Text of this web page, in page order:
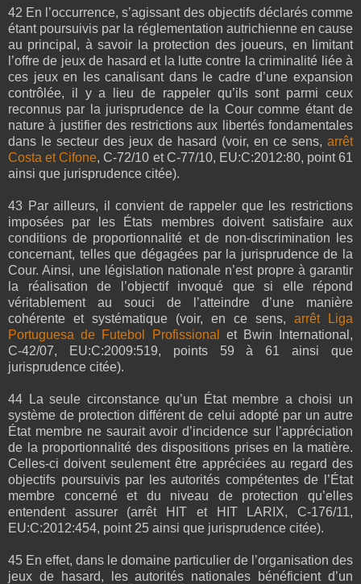
42 En l’occurrence, s’agissant des objectifs déclarés comme
étant poursuivis par la réglementation autrichienne en cause
au principal, à savoir la protection des joueurs, en limitant
l’offre de jeux de hasard et la lutte contre la criminalité liée à
ces jeux en les canalisant dans le cadre d’une expansion
contrôlée, il y a lieu de rappeler qu’ils sont parmi ceux
reconnus par la jurisprudence de la Cour comme étant de
nature à justifier des restrictions aux libertés fondamentales
dans le secteur des jeux de hasard (voir, en ce sens, arrêt
Costa et Cifone, C‑72/10 et C‑77/10, EU:C:2012:80, point 61
ainsi que jurisprudence citée).
43 Par ailleurs, il convient de rappeler que les restrictions
imposées par les États membres doivent satisfaire aux
conditions de proportionnalité et de non-discrimination les
concernant, telles que dégagées par la jurisprudence de la
Cour. Ainsi, une législation nationale n’est propre à garantir
la réalisation de l’objectif invoqué que si elle répond
véritablement au souci de l’atteindre d’une manière
cohérente et systématique (voir, en ce sens, arrêt Liga
Portuguesa de Futebol Profissional
et Bwin International,
C‑42/07, EU:C:2009:519, points 59 à 61 ainsi que
jurisprudence citée).
44 La seule circonstance qu’un État membre a choisi un
système de protection différent de celui adopté par un autre
État membre ne saurait avoir d’incidence sur l’appréciation
de la proportionnalité des dispositions prises en la matière.
Celles-ci doivent seulement être appréciées au regard des
objectifs poursuivis par les autorités compétentes de l’État
membre concerné et du niveau de protection qu’elles
entendent assurer (arrêt HIT et HIT LARIX, C‑176/11,
EU:C:2012:454, point 25 ainsi que jurisprudence citée).
45 En effet, dans le domaine particulier de l’organisation des
jeux de hasard, les autorités nationales bénéficient d’un